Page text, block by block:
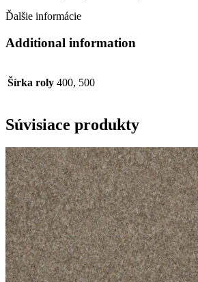
Ďalšie informácie
Additional information
Šírka roly 400, 500
Súvisiace produkty